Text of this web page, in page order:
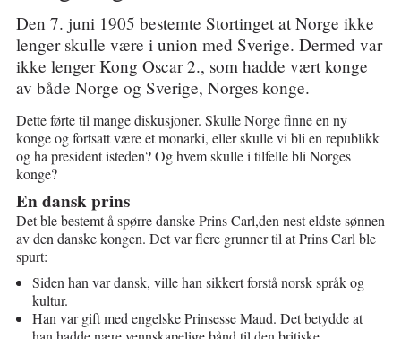
Den 7. juni 1905 bestemte Stortinget at Norge ikke
lenger skulle være i union med Sverige. Dermed var
ikke lenger Kong Oscar 2., som hadde vært konge
av både Norge og Sverige, Norges konge.
Dette førte til mange diskusjoner. Skulle Norge finne en ny
konge og fortsatt være et monarki, eller skulle vi bli en republikk
og ha president isteden? Og hvem skulle i tilfelle bli Norges
konge?
En dansk prins
Det ble bestemt å spørre danske Prins Carl,den nest eldste sønnen
av den danske kongen. Det var flere grunner til at Prins Carl ble
spurt:
Siden han var dansk, ville han sikkert forstå norsk språk og
kultur.
Han var gift med engelske Prinsesse Maud. Det betydde at